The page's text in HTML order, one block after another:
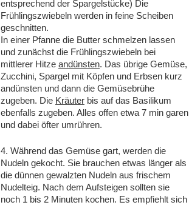
entsprechend der Spargelstücke) Die
Frühlingszwiebeln werden in feine Scheiben
geschnitten.
In einer Pfanne die Butter schmelzen lassen
und zunächst die Frühlingszwiebeln bei
mittlerer Hitze andünsten. Das übrige Gemüse,
Zucchini, Spargel mit Köpfen und Erbsen kurz
andünsten und dann die Gemüsebrühe
zugeben. Die Kräuter bis auf das Basilikum
ebenfalls zugeben. Alles offen etwa 7 min garen
und dabei öfter umrühren.
4. Während das Gemüse gart, werden die
Nudeln gekocht. Sie brauchen etwas länger als
die dünnen gewalzten Nudeln aus frischem
Nudelteig. Nach dem Aufsteigen sollten sie
noch 1 bis 2 Minuten kochen. Es empfiehlt sich